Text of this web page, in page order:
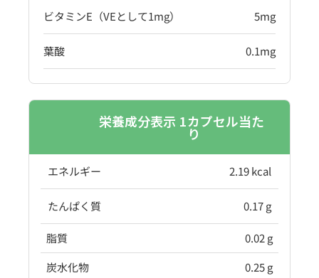
ビタミンE（VEとして1mg） 5mg
葉酸 0.1mg
栄養成分表示 1カプセル当た
り
エネルギー 2.19 kcal
たんぱく質 0.17 g
脂質
0.02 g
炭水化物
0.25 g